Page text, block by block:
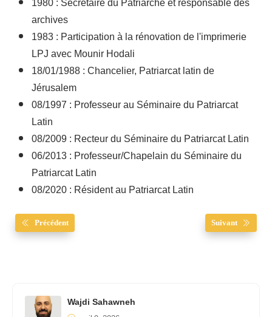
archives
1983 : Participation à la rénovation de l'imprimerie
LPJ avec Mounir Hodali
18/01/1988 : Chancelier, Patriarcat latin de
Jérusalem
08/1997 : Professeur au Séminaire du Patriarcat
Latin
08/2009 : Recteur du Séminaire du Patriarcat Latin
06/2013 : Professeur/Chapelain du Séminaire du
Patriarcat Latin
08/2020 : Résident au Patriarcat Latin
Précédent Suivant
Wajdi Sahawneh